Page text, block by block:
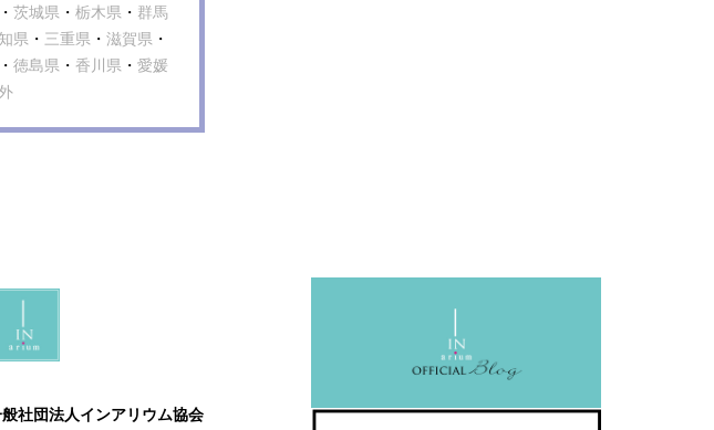
・ 茨城県 ・ 栃木県 ・ 群馬
県 ・ 三重県 ・ 滋賀県 ・
・ 徳島県 ・ 香川県 ・ 愛媛
社団法人インアリウム協会